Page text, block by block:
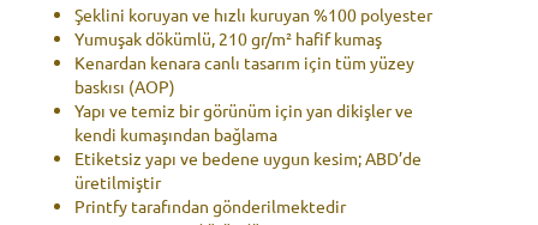
2.280,00 ₺
-
2.925,00 ₺
Şeklini koruyan ve hızlı kuruyan %100 polyester
Yumuşak dökümlü, 210 gr/m² hafif kumaş
Kenardan kenara canlı tasarım için tüm yüzey
baskısı (AOP)
Yapı ve temiz bir görünüm için yan dikişler ve
kendi kumaşından bağlama
Etiketsiz yapı ve bedene uygun kesim; ABD’de
üretilmiştir
Printfy tarafından gönderilmektedir